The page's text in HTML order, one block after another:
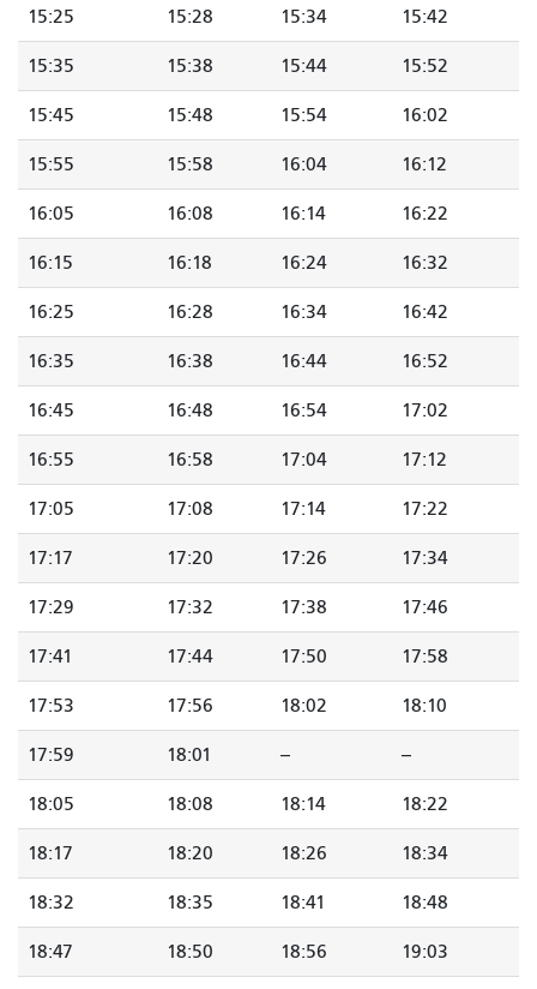
15:25 15:28 15:34 15:42
15:35 15:38 15:44 15:52
15:45 15:48 15:54 16:02
15:55 15:58 16:04 16:12
16:05 16:08 16:14 16:22
16:15 16:18 16:24 16:32
16:25 16:28 16:34 16:42
16:35 16:38 16:44 16:52
16:45 16:48 16:54 17:02
16:55 16:58 17:04 17:12
17:05 17:08 17:14 17:22
17:17 17:20 17:26 17:34
17:29 17:32 17:38 17:46
17:41 17:44 17:50 17:58
17:53 17:56 18:02 18:10
17:59 18:01 -- --
18:05 18:08 18:14 18:22
18:17 18:20 18:26 18:34
18:32 18:35 18:41 18:48
18:47 18:50 18:56 19:03